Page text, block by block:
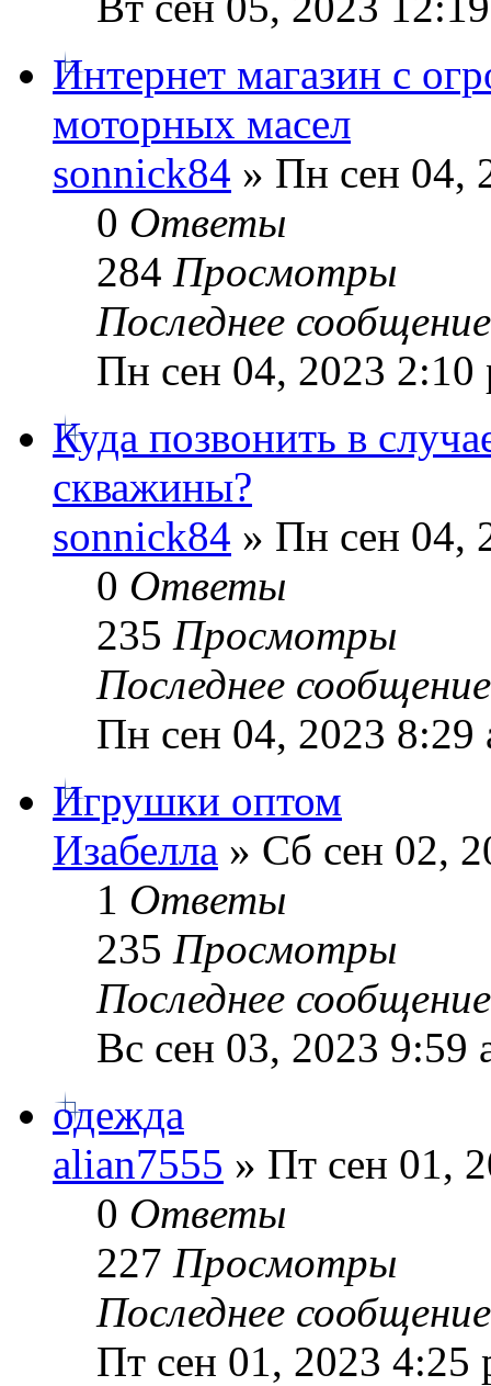
Интернет магазин с
моторных масел
sonnick84 » Пн сен 04,
0 Ответы
284 Просмотры
Последнее
Пн сен 04, 2023 2:10
Куда позвонить в
скважины?
sonnick84 » Пн сен 04,
0 Ответы
235 Просмотры
Последнее
Пн сен 04, 2023 8:29
Игрушки оптом
Изабелла » Сб сен 02,
1 Ответы
235 Просмотры
Последнее
Вс сен 03, 2023 9:59
одежда
alian7555 » Пт сен 01,
0 Ответы
227 Просмотры
Последнее
Пт сен 01, 2023 4:25